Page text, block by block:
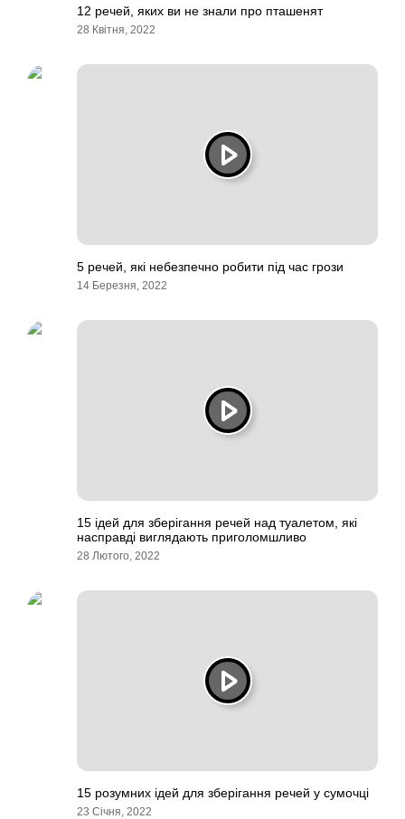
12 речей, яких ви не знали про пташенят
28 Квітня, 2022
5 речей, які небезпечно робити під час грози
14 Березня, 2022
15 ідей для зберігання речей над туалетом, які
насправді виглядають приголомшливо
28 Лютого, 2022
15 розумних ідей для зберігання речей у сумочці
23 Січня, 2022